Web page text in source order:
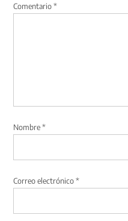
Comentario*
Nombre*
Correo electrónico*